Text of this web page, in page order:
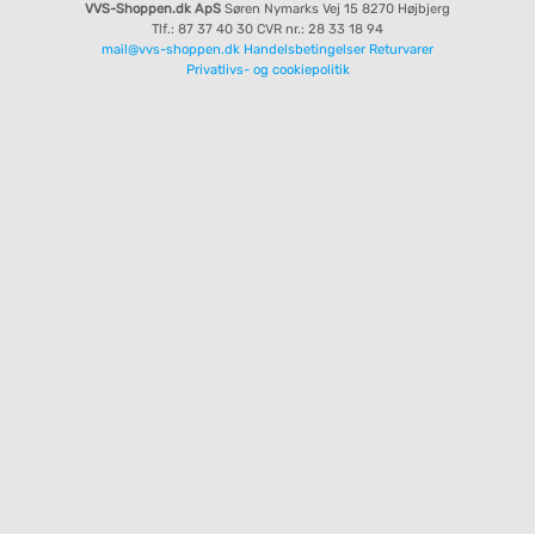
VVS-Shoppen.dk ApS Søren Nymarks Vej 15 8270 Højbjerg
Tlf.: 87 37 40 30 CVR nr.: 28 33 18 94
mail@vvs-shoppen.dk Handelsbetingelser Returvarer
Privatlivs- og cookiepolitik